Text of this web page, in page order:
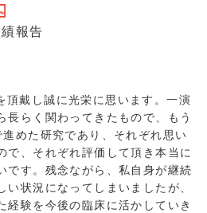
報告
頂戴し誠に光栄に思います。一演
長らく関わってきたもので、もう
めた研究であり、それぞれ思い
で、それぞれ評価して頂き本当に
です。残念ながら、私自身が継続
い状況になってしまいましたが、
経験を今後の臨床に活かしていき